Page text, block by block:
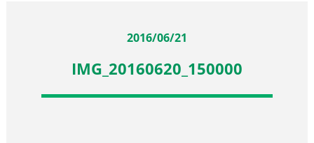
2016/06/21
IMG_20160620_150000